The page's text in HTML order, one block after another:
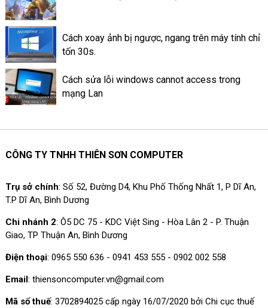
Cách xoay ảnh bị ngược, ngang trên máy tính chỉ
tốn 30s.
Cách sửa lỗi windows cannot access trong
mạng Lan
CÔNG TY TNHH THIÊN SƠN COMPUTER
Trụ sở chính: Số 52, Đường D4, Khu Phố Thống Nhất 1, P Dĩ An,
T.P Dĩ An, Bình Dương
Chi nhánh 2: Ô5 DC 75 - KDC Việt Sing - Hòa Lân 2 - P. Thuận
Giao, TP Thuận An, Bình Dương
Điện thoại: 0965 550 636 - 0941 453 555 - 0902 002 558
Email: thiensoncomputer.vn@gmail.com
Mã số thuế: 3702894025 cấp ngày 16/07/2020 bởi Chi cục thuế